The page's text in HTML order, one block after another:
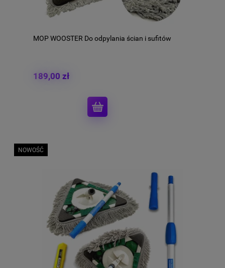
MOP WOOSTER Do odpylania ścian i sufitów
189,00 zł
NOWOŚĆ